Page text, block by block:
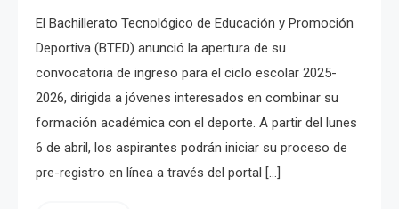
El Bachillerato Tecnológico de Educación y Promoción
Deportiva (BTED) anunció la apertura de su
convocatoria de ingreso para el ciclo escolar 2025-
2026, dirigida a jóvenes interesados en combinar su
formación académica con el deporte. A partir del lunes
6 de abril, los aspirantes podrán iniciar su proceso de
pre-registro en línea a través del portal […]